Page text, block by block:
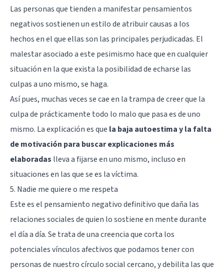
Las personas que tienden a manifestar pensamientos
negativos sostienen un estilo de atribuir causas a los
hechos en el que ellas son las principales perjudicadas. El
malestar asociado a este pesimismo hace que en cualquier
situación en la que exista la posibilidad de echarse las
culpas a uno mismo, se haga.
Así pues, muchas veces se cae en la trampa de creer que la
culpa de prácticamente todo lo malo que pasa es de uno
mismo. La explicación es que la baja autoestima y la falta
de motivación para buscar explicaciones más
elaboradas lleva a fijarse en uno mismo, incluso en
situaciones en las que se es la víctima.
5. Nadie me quiere o me respeta
Este es el pensamiento negativo definitivo que daña las
relaciones sociales de quien lo sostiene en mente durante
el día a día. Se trata de una creencia que corta los
potenciales vínculos afectivos que podamos tener con
personas de nuestro círculo social cercano, y debilita las que